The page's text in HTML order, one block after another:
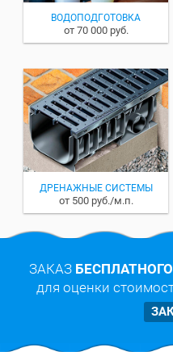
ВОДОПОДГОТОВКА
от 70 000 руб.
ДРЕНАЖНЫЕ СИСТЕМЫ
от 500 руб./м.п.
ЗАКАЗ БЕСПЛАТНОГО
для оценки